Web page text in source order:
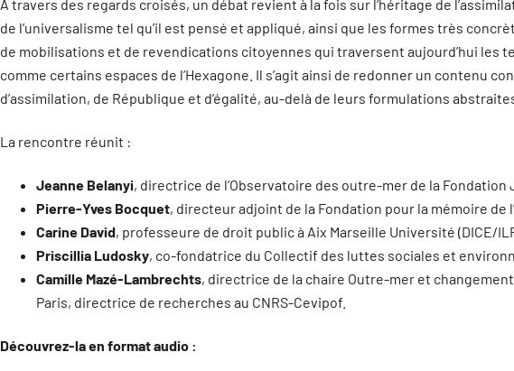
À travers des regards croisés, un débat revient à la fois sur l’héritage de
de l’universalisme tel qu’il est pensé et appliqué, ainsi que les formes très
de mobilisations et de revendications citoyennes qui traversent aujourd’hui les
comme certains espaces de l’Hexagone. Il s’agit ainsi de redonner un contenu
d’assimilation, de République et d’égalité, au-delà de leurs formulations
La rencontre réunit :
Jeanne Belanyi, directrice de l’Observatoire des outre-mer de la Fondation
Pierre-Yves Bocquet, directeur adjoint de la Fondation pour la mémoire de
Carine David, professeure de droit public à Aix Marseille Université (DICE/
Priscillia Ludosky, co-fondatrice du Collectif des luttes sociales et
Camille Mazé-Lambrechts, directrice de la chaire Outre-mer et
Paris, directrice de recherches au CNRS-Cevipof.
Découvrez-la en format audio :